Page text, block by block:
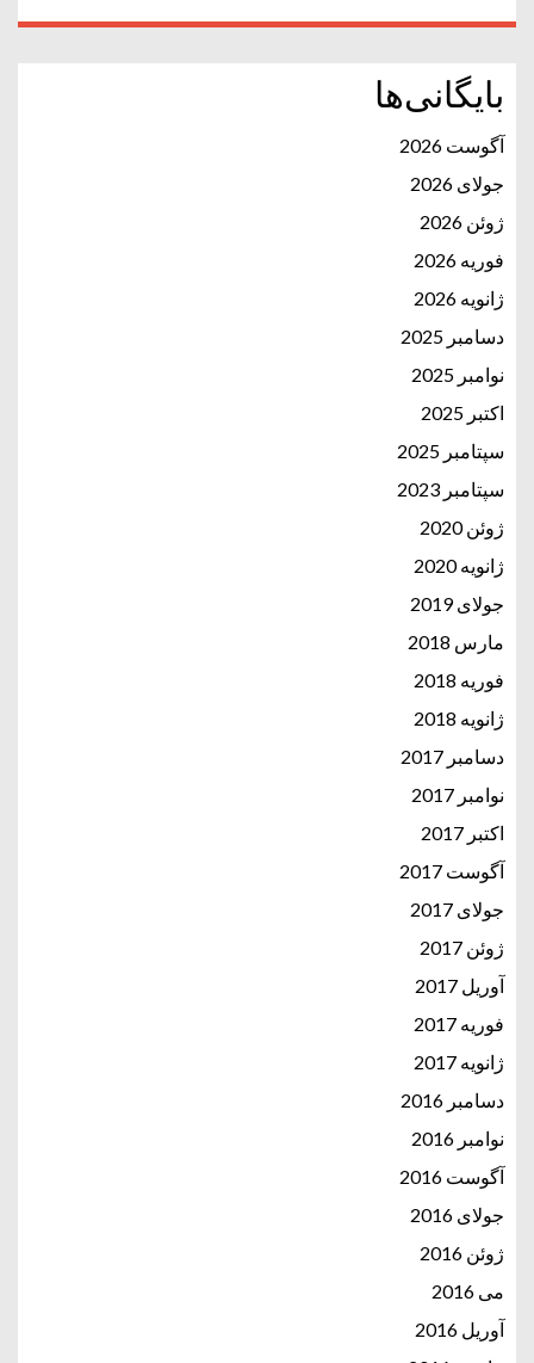
بایگانی‌ها
آگوست 2026
جولای 2026
ژوئن 2026
فوریه 2026
ژانویه 2026
دسامبر 2025
نوامبر 2025
اکتبر 2025
سپتامبر 2025
سپتامبر 2023
ژوئن 2020
ژانویه 2020
جولای 2019
مارس 2018
فوریه 2018
ژانویه 2018
دسامبر 2017
نوامبر 2017
اکتبر 2017
آگوست 2017
جولای 2017
ژوئن 2017
آوریل 2017
فوریه 2017
ژانویه 2017
دسامبر 2016
نوامبر 2016
آگوست 2016
جولای 2016
ژوئن 2016
می 2016
آوریل 2016